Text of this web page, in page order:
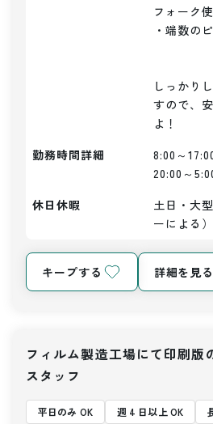
フォーク
・端数の
しっかり
すので、
よ！
勤務時間詳細
8:00～
20:00～
休日休暇
土日・大
ーによる）
キープする 詳細を見る
フィルム製造工場にて印刷版
スタッフ
平日のみ OK 週 4 日以上 OK